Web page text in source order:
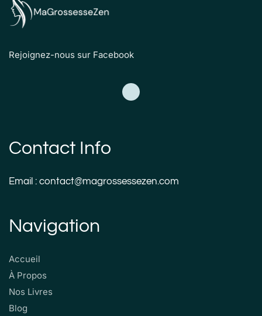
Rejoignez-nous sur Facebook
Contact Info
Email : contact@magrossessezen.com
Navigation
Accueil
À Propos
Nos Livres
Blog